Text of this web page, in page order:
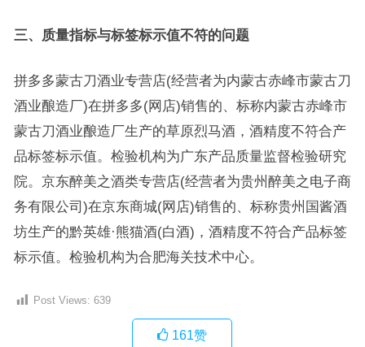
三、质量指标与标签标示值不符的问题
拼多多蒙古刀酒业专营店(经营者为内蒙古赤峰市蒙古刀
酒业酿造厂)在拼多多(网店)销售的、标称内蒙古赤峰市
蒙古刀酒业酿造厂生产的草原烈马酒，酒精度不符合产
品标签标示值。检验机构为广东产品质量监督检验研究
院。京东醉美之酒类专营店(经营者为贵州醉美之电子商
务有限公司)在京东商城(网店)销售的、标称贵州国酱酒
坊生产的黔英雄·熊猫酒(白酒)，酒精度不符合产品标签
标示值。检验机构为合肥海关技术中心。
Post Views: 639
161赞